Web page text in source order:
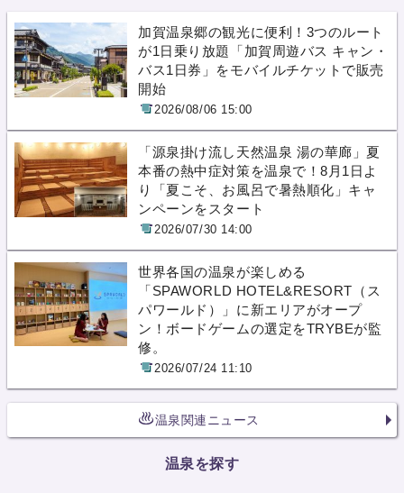
加賀温泉郷の観光に便利！3つのルート
が1日乗り放題「加賀周遊バス キャン・
バス1日券」をモバイルチケットで販売
開始
2026/08/06 15:00
「源泉掛け流し天然温泉 湯の華廊」夏
本番の熱中症対策を温泉で！8月1日よ
り「夏こそ、お風呂で暑熱順化」キャ
ンペーンをスタート
2026/07/30 14:00
世界各国の温泉が楽しめる
「SPAWORLD HOTEL&RESORT（ス
パワールド）」に新エリアがオープ
ン！ボードゲームの選定をTRYBEが監
修。
2026/07/24 11:10
温泉関連ニュース
温泉を探す